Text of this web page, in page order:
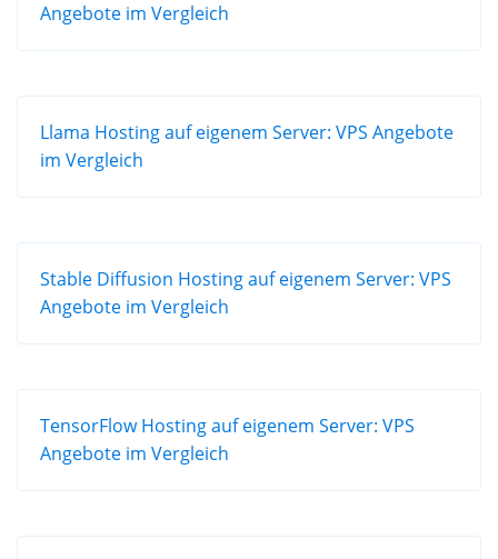
Angebote im Vergleich
Llama Hosting auf eigenem Server: VPS Angebote
im Vergleich
Stable Diffusion Hosting auf eigenem Server: VPS
Angebote im Vergleich
TensorFlow Hosting auf eigenem Server: VPS
Angebote im Vergleich